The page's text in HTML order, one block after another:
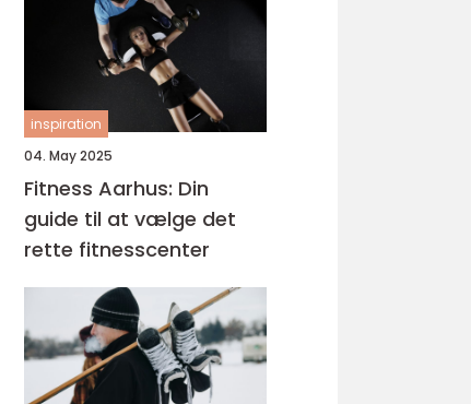
inspiration
04. May 2025
Fitness Aarhus: Din
guide til at vælge det
rette fitnesscenter